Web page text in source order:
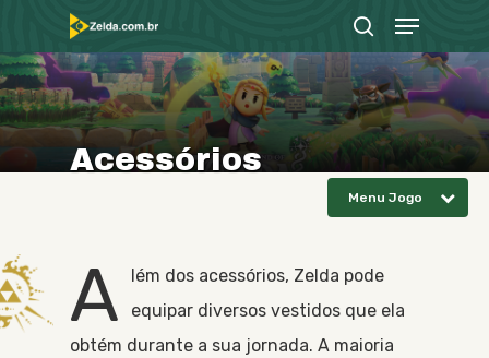
to
main
content
search
Menu
Acessórios
Menu Jogo
A
lém dos acessórios, Zelda pode
equipar diversos vestidos que ela
obtém durante a sua jornada. A maioria
Close
Menu